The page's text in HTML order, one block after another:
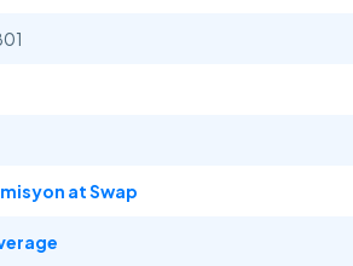
at Swap